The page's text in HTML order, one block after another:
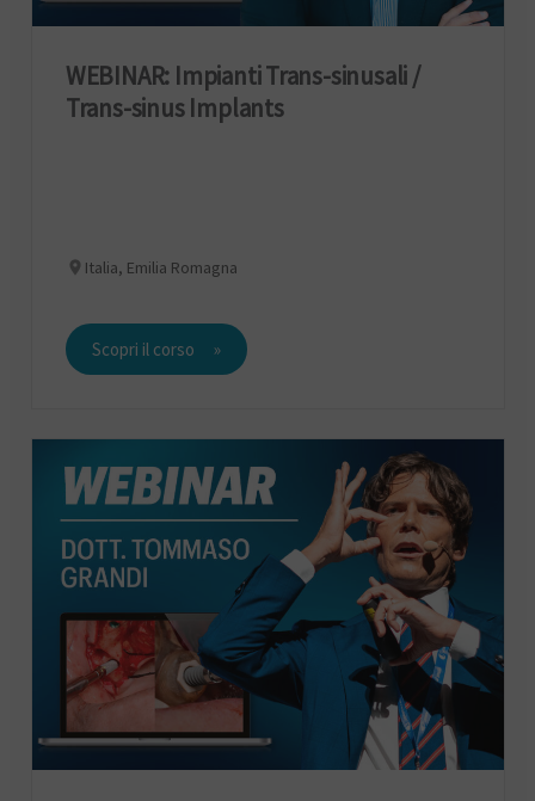
WEBINAR: Impianti Trans-sinusali /
Trans-sinus Implants
Italia, Emilia Romagna
Scopri il corso